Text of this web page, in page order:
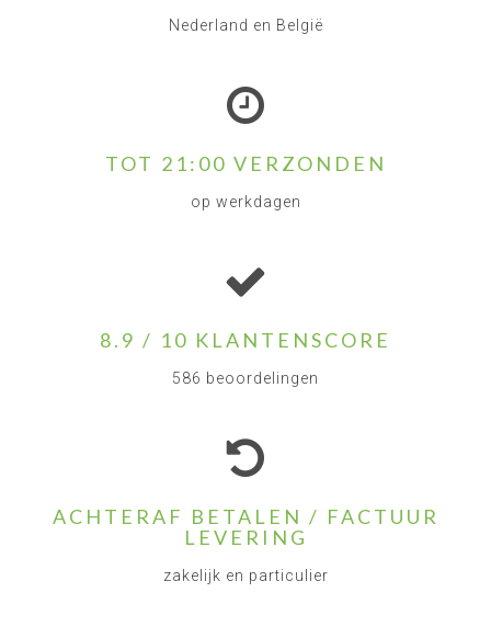
Nederland en België
TOT 21:00 VERZONDEN
op werkdagen
8.9 / 10 KLANTENSCORE
586 beoordelingen
ACHTERAF BETALEN / FACTUUR
LEVERING
zakelijk en particulier